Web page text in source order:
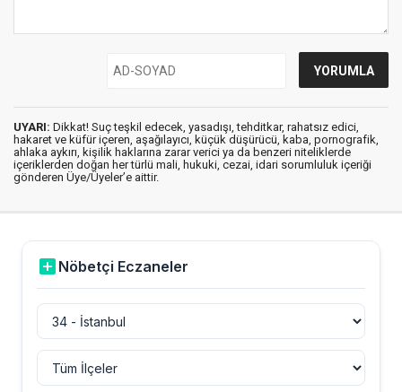
UYARI: Dikkat! Suç teşkil edecek, yasadışı, tehditkar, rahatsız edici,
hakaret ve küfür içeren, aşağılayıcı, küçük düşürücü, kaba, pornografik,
ahlaka aykırı, kişilik haklarına zarar verici ya da benzeri niteliklerde
içeriklerden doğan her türlü mali, hukuki, cezai, idari sorumluluk içeriği
gönderen Üye/Üyeler’e aittir.